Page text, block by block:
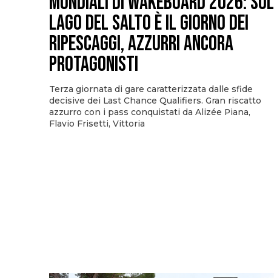
Lago del Salto è il giorno dei
ripescaggi, azzurri ancora
protagonisti
Terza giornata di gare caratterizzata dalle sfide
decisive dei Last Chance Qualifiers. Gran riscatto
azzurro con i pass conquistati da Alizée Piana,
Flavio Frisetti, Vittoria